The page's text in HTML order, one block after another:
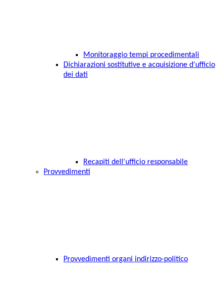
Monitoraggio tempi procedimentali
Dichiarazioni sostitutive e acquisizione d'ufficio
dei dati
Recapiti dell'ufficio responsabile
Provvedimenti
Provvedimenti organi indirizzo-politico